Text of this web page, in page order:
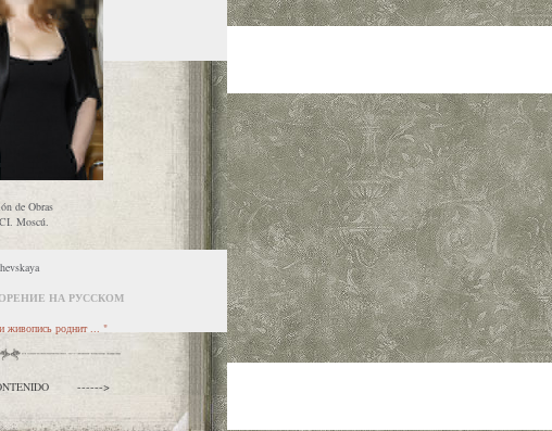
de Obras
Moscú.
НА РУССКОМ
живопись роднит ... "
------>